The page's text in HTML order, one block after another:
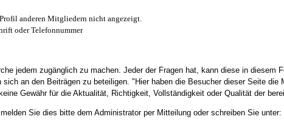
anderen Mitgliedern nicht angezeigt.
oder Telefonnummer
jedem zugänglich zu machen. Jeder der Fragen hat, kann diese in diesem
an den Beiträgen zu beteiligen. "Hier haben die Besucher dieser Seite
Gewähr für die Aktualität, Richtigkeit, Vollständigkeit oder Qualität der
Sie dies bitte dem Administrator per Mitteilung oder schreiben Sie unter: